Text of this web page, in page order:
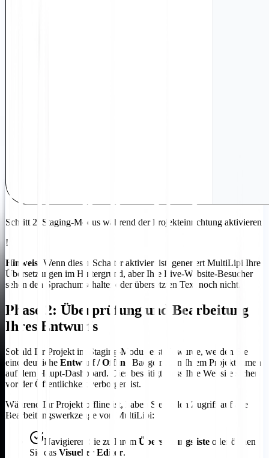
Schritt 2: Staging-Modus während der Projekteinrichtung aktivieren
!
Hinweis: Wenn dieser Schalter aktiviert ist, generiert MultiLipi Ihre
Übersetzungen im Hintergrund, aber Ihre Live-Website-Besucher
sehen den Sprachumschalter oder übersetzten Text noch nicht.
Phase 2: Überprüfung und Bearbeitung
Ihres Entwurfs
Sobald Ihr Projekt im Staging-Modus erstellt wurde, werden Sie
eine deutliche Entwurf / Offline Badge neben Ihrem Projektnamen
auf dem Haupt-Dashboard. Dies bestätigt, dass Ihre Website sicher
vor der Öffentlichkeit verborgen ist.
Während Ihr Projekt offline ist, haben Sie vollen Zugriff auf alle
Bearbeitungswerkzeuge von MultiLipi:
Navigieren Sie zu Ihrem Übersetzungsliste oder öffnen
Sie das Visueller Editor.